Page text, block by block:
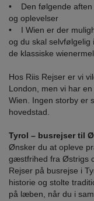
• Den følgende aften
og oplevelser
• I Wien er der
og du skal selvfølgelig
de klassiske
Hos Riis Rejser er vi
London, men vi har
Wien. Ingen storby er
hovedstad.
Tyrol – busrejser til
Ønsker du at opleve
gæstfrihed fra Østrigs
Rejser på busrejse i
historie og stolte
på læben, når du i